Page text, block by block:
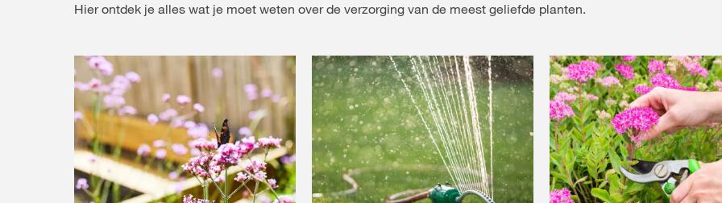
Hier ontdek je alles wat je moet weten over de verzorging van de meest geliefde planten.